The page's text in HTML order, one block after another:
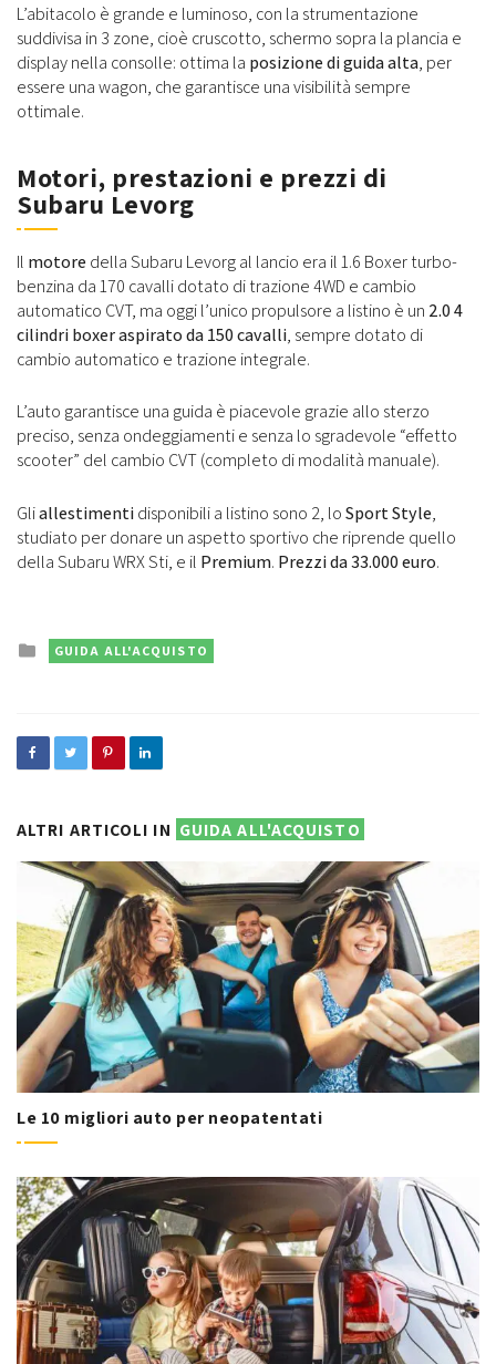
L’abitacolo è grande e luminoso, con la strumentazione
suddivisa in 3 zone, cioè cruscotto, schermo sopra la plancia e
display nella consolle: ottima la posizione di guida alta, per
essere una wagon, che garantisce una visibilità sempre
ottimale.
Motori, prestazioni e prezzi di
Subaru Levorg
Il motoredella Subaru Levorg al lancio era il 1.6 Boxer turbo-
benzina da 170 cavalli dotato di trazione 4WD e cambio
automatico CVT, ma oggi l’unico propulsore a listino è un 2.0 4
cilindri boxer aspirato da 150 cavalli, sempre dotato di
cambio automatico e trazione integrale.
L’auto garantisce una guida è piacevole grazie allo sterzo
preciso, senza ondeggiamenti e senza lo sgradevole “effetto
scooter” del cambio CVT (completo di modalità manuale).
Gliallestimentidisponibili a listino sono 2, loSport Style,
studiato per donare un aspetto sportivo che riprende quello
della Subaru WRX Sti, e il Premium. Prezzi da 33.000 euro.
Posted
in
GUIDA ALL'ACQUISTO
ALTRI ARTICOLI IN GUIDA ALL'ACQUISTO
Le 10 migliori auto per neopatentati